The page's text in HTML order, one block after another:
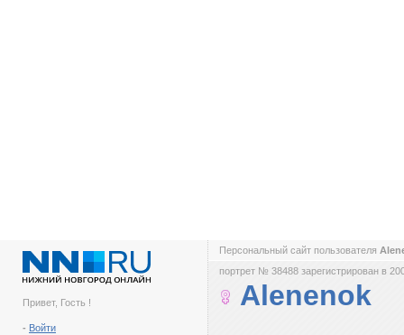
Привет, Гость !
- Войти
Персональный сайт пользователя
портрет № 38488 зарегистрирован в
Alenenok